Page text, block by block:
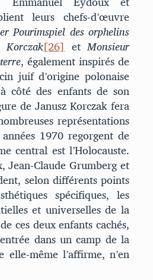
leurs chefs-d’œuvre
Pourimspiel des orphelins
Korczak[26]etMonsieur
, également inspirés de
juif d’origine polonaise
côté des enfants de son
de Janusz Korczak fera
représentations
1970 regorgent de
central est l’Holocauste.
Jean-Claude Grumberg et
selon différents points
spécifiques, les
et universelles de la
ces deux enfants cachés,
dans un camp de la
même l’affirme, n’en